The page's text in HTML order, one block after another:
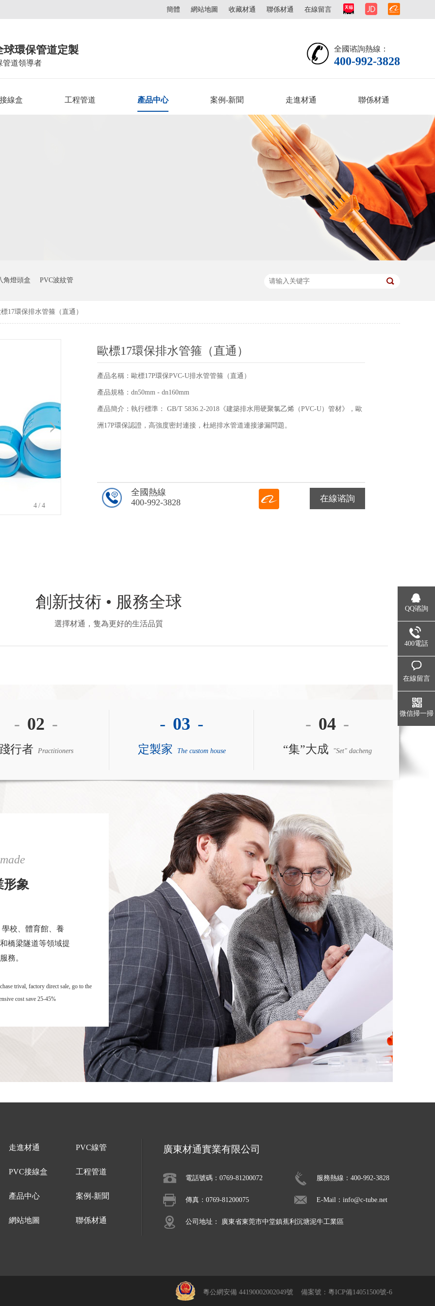
簡體 網站地圖 收藏材通 聯係材通 在線留言
全國谘詢熱線：
400-992-3828
球環保管道定製
管道領導者
線盒 工程管道 產品中心 案例-新聞 走進材通 聯係材通
角燈頭盒 PVC波紋管
17環保排水管箍（直通）
4 /4
歐標17環保排水管箍（直通）
產品名稱：歐標17P環保PVC-U排水管管箍（直通）
產品規格：dn50mm - dn160mm
產品簡介：執行標準： GB/T 5836.2-2018《建築排水用硬聚氯乙烯（PVC-U）管材》，歐
洲17P環保認證，高強度密封連接，杜絕排水管道連接滲漏問題。
在線谘詢
全國熱線
400-992-3828
創新技術 • 服務全球
選擇材通，隻為更好的生活品質
- 02 -
行者 Practitioners
- 03 -
定製家 The custom house
- 04 -
“集”大成 "Set" dacheng
形象
校、體育館、養
橋梁隧道等領域提
務。
trival, factory direct sale, go to the
cost save 25-45%
走進材通 PVC線管
PVC接線盒 工程管道
產品中心 案例-新聞
網站地圖 聯係材通
廣東材通實業有限公司
電話號碼：0769-81200072 服務熱線：400-992-3828
傳真：0769-81200075 E-Mail：info@c-tube.net
公司地址： 廣東省東莞市中堂鎮蕉利沉塘泥牛工業區
粵公網安備 44190002002049號 備案號：粵ICP備14051500號-6
QQ谘詢
400電話
在線留言
微信掃一掃